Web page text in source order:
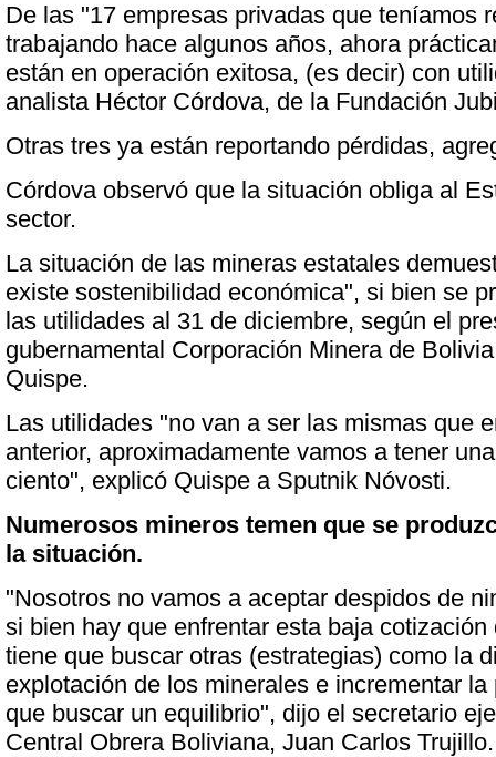
De las "17 empresas privadas que teníamos
trabajando hace algunos años, ahora
están en operación exitosa, (es decir) con
analista Héctor Córdova, de la Fundación
Otras tres ya están reportando pérdidas,
Córdova observó que la situación obliga al
sector.
La situación de las mineras estatales
existe sostenibilidad económica", si bien se
las utilidades al 31 de diciembre, según el
gubernamental Corporación Minera de
Quispe.
Las utilidades "no van a ser las mismas que
anterior, aproximadamente vamos a tener
ciento", explicó Quispe a Sputnik Nóvosti.
Numerosos mineros temen que se
la situación.
"Nosotros no vamos a aceptar despidos de
si bien hay que enfrentar esta baja
tiene que buscar otras (estrategias) como la
explotación de los minerales e incrementar
que buscar un equilibrio", dijo el secretario
Central Obrera Boliviana, Juan Carlos Trujillo.